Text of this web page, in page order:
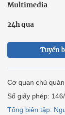
Multimedia
24h qua
Tuyến
Cơ quan chủ
Số giấy phép:
Tổng biên tập: